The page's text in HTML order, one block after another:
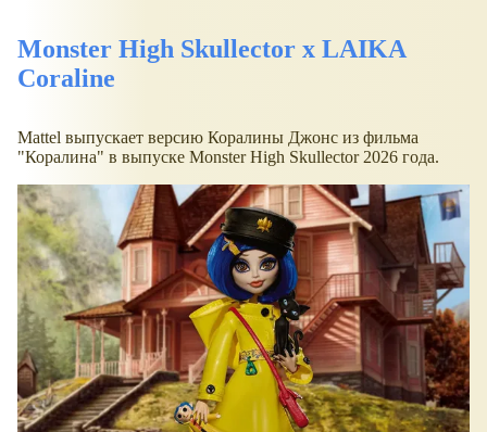
Monster High Skullector x LAIKA
Coraline
Mattel выпускает версию Коралины Джонс из фильма
"Коралина" в выпуске Monster High Skullector 2026 года.